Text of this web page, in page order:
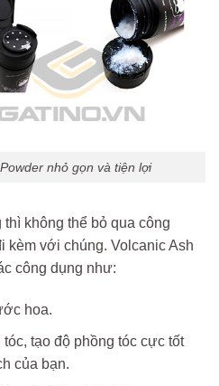
nhỏ gọn và tiện lợi
không thể bỏ qua công
kèm với chúng. Volcanic Ash
công dụng như:
hoa.
tạo độ phồng tóc cực tốt
của bạn.